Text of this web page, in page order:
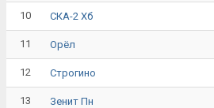
10 СКА-2 Хб
11 Орёл
12 Строгино
13 Зенит Пн